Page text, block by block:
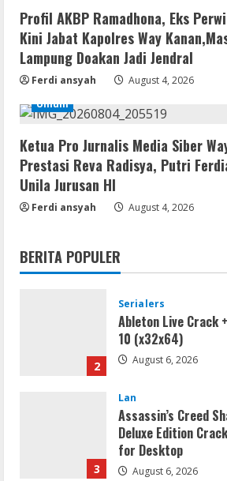
Profil AKBP Ramadhona, Eks
Kini Jabat Kapolres Way
Lampung Doakan Jadi Jendral
Ferdi ansyah
August 4, 2026
Umum
Ketua Pro Jurnalis Media Siber
Prestasi Reva Radisya, Putri
Unila Jurusan HI
Ferdi ansyah August 4, 2026
BERITA POPULER
5
Profil AKBP
Brimob Papua Kini
Kanan,Masyarakat
Doakan Jadi Jendral
1
Serialers
MATLAB Crack +
Premium
August 6, 2026
10 (x32x64)
August 6, 2026
Lan
Assassin’s Creed
Deluxe Edition
for Desktop
Umum
Profil AKBP
Brimob Papua Kini
Kanan